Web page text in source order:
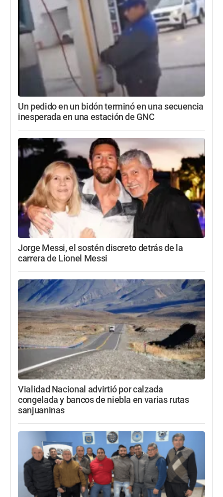
Un pedido en un bidón terminó en una secuencia
inesperada en una estación de GNC
Jorge Messi, el sostén discreto detrás de la
carrera de Lionel Messi
Vialidad Nacional advirtió por calzada
congelada y bancos de niebla en varias rutas
sanjuaninas